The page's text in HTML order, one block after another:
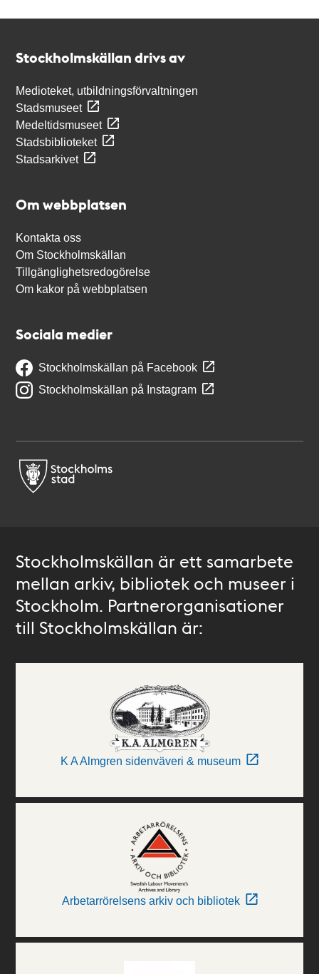
Stockholmskällan drivs av
Medioteket, utbildningsförvaltningen
Stadsmuseet
Medeltidsmuseet
Stadsbiblioteket
Stadsarkivet
Om webbplatsen
Kontakta oss
Om Stockholmskällan
Tillgänglighetsredogörelse
Om kakor på webbplatsen
Sociala medier
Stockholmskällan på Facebook
Stockholmskällan på Instagram
Stockholmskällan är ett samarbete
mellan arkiv, bibliotek och museer i
Stockholm. Partnerorganisationer
till Stockholmskällan är:
K A Almgren sidenväveri & museum
Arbetarrörelsens arkiv och bibliotek